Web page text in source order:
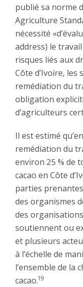
publié sa norme
Agriculture
nécessité
address) le
risques liés aux
Côte d’Ivoire, les
remédiation du
obligation
d’agriculteurs
Il est estimé
remédiation du
environ 25 % de
cacao en Côte
parties
des organismes
des
soutiennent ou
et plusieurs
à l’échelle de
l’ensemble de la
cacao.19